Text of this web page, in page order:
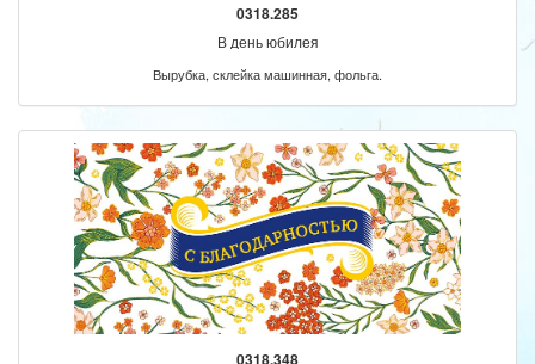
0318.285
В день юбилея
Вырубка, склейка машинная, фольга.
0318.348